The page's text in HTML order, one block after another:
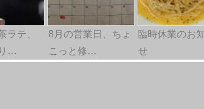
ラテ、
…
8月の営業日、ちょ
こっと修…
臨時休業のお
せ